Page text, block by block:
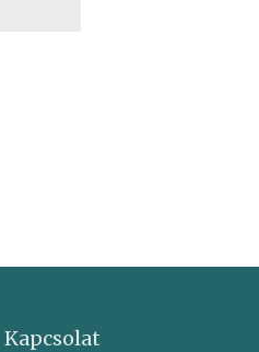
Kapcsolat